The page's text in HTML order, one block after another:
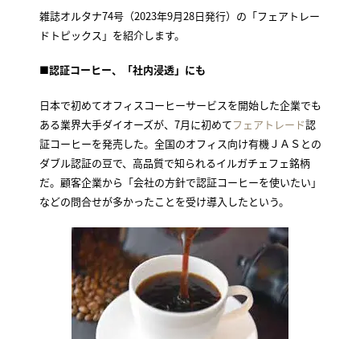
雑誌オルタナ74号（2023年9月28日発行）の「フェアトレー
ドトピックス」を紹介します。
■認証コーヒー、「社内浸透」にも
日本で初めてオフィスコーヒーサービスを開始した企業でも
ある業界大手ダイオーズが、7月に初めてフェアトレード認
証コーヒーを発売した。全国のオフィス向け有機ＪＡＳとの
ダブル認証の豆で、高品質で知られるイルガチェフェ銘柄
だ。顧客企業から「会社の方針で認証コーヒーを使いたい」
などの問合せが多かったことを受け導入したという。